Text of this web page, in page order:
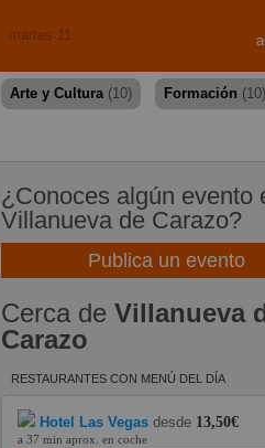
martes 11
Arte y Cultura (10) Formación (10)
¿Conoces algún evento
Villanueva de Carazo?
Publica un evento
Cerca de Villanueva
Carazo
RESTAURANTES CON MENÚ DEL DÍA
Hotel Las Vegas desde 13,50€
a 37 min aprox. en coche